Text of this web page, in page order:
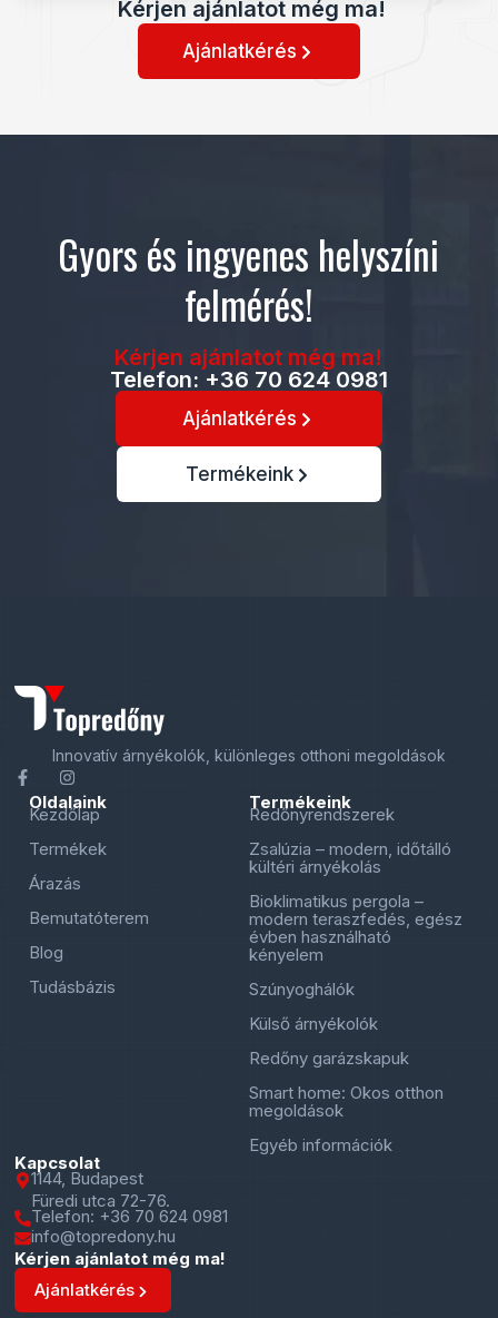
Kérjen ajánlatot még ma!
Ajánlatkérés
Gyors és ingyenes helyszíni
felmérés!
Kérjen ajánlatot még ma!
Telefon: +36 70 624 0981
Ajánlatkérés
Termékeink
Innovatív árnyékolók, különleges otthoni megoldások
Oldalaink
Kezdőlap
Termékek
Árazás
Bemutatóterem
Blog
Tudásbázis
Termékeink
Redőnyrendszerek
Zsalúzia – modern, időtálló
kültéri árnyékolás
Bioklimatikus pergola –
modern teraszfedés, egész
évben használható
kényelem
Szúnyoghálók
Külső árnyékolók
Redőny garázskapuk
Smart home: Okos otthon
megoldások
Egyéb információk
Kapcsolat
1144, Budapest
Füredi utca 72-76.
Telefon: +36 70 624 0981
info@topredony.hu
Kérjen ajánlatot még ma!
Ajánlatkérés